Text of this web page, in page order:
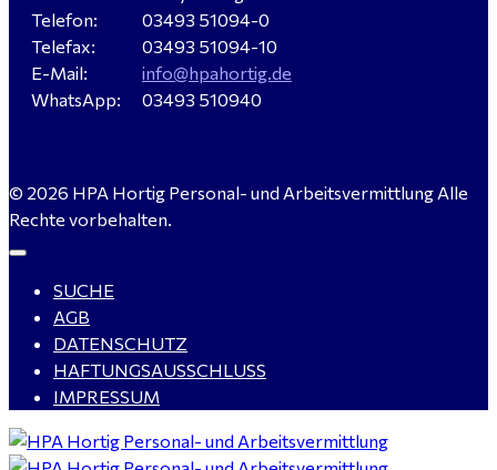
Verkäufer / Fachberater (m/w/d) - Baustoffe Fliesen -
für Dessau-Roßlau gesucht
gesucht - ab 4.500,00 €
WIG-Schweißer / Vorrichter (m/w/d) Anlagen- und
Rohrleitungsbau - Tagschicht - Leuna ab 20 €
gesucht für Halle (Saale) - ab 4.000 €
Telefon:
Telefax:
E-Mail:
WhatsApp:
03493 51094-0
03493 51094-10
info@hpahortig.de
03493 510940
© 2026 HPA Hortig Personal- und Arbeitsvermittlung Alle
Rechte vorbehalten.
SUCHE
AGB
DATENSCHUTZ
HAFTUNGSAUSSCHLUSS
IMPRESSUM